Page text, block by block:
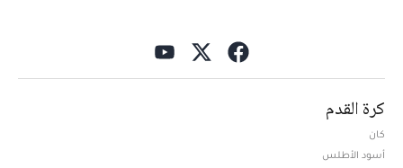
كرة القدم
كان
أسود الأطلس